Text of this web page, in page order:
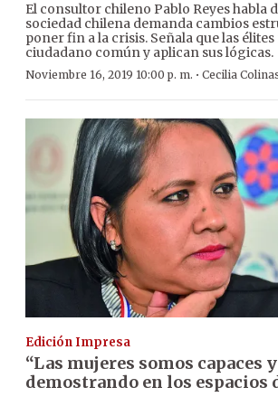
El consultor chileno Pablo Reyes habla
sociedad chilena demanda cambios
poner fin a la crisis. Señala que las
ciudadano común y aplican sus lógicas.
Noviembre 16, 2019 10:00 p. m. · Cecilia
Edición Impresa
“Las mujeres somos capaces
demostrando en los espacios